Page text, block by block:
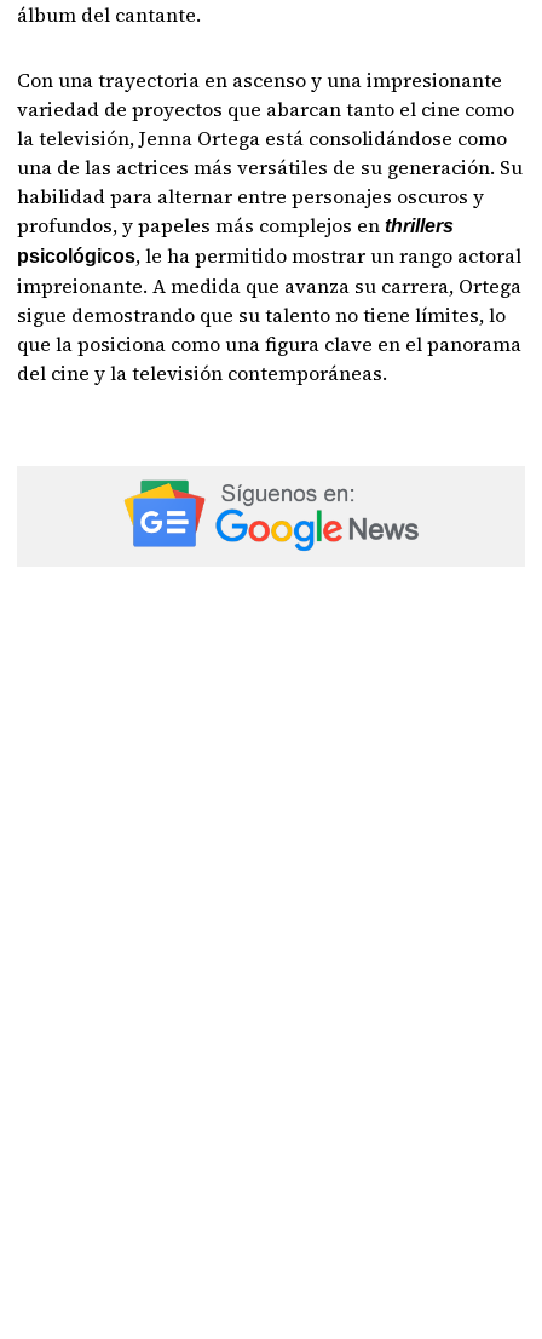
álbum del cantante.
Con una trayectoria en ascenso y una impresionante
variedad de proyectos que abarcan tanto el cine como
la televisión, Jenna Ortega está consolidándose como
una de las actrices más versátiles de su generación. Su
habilidad para alternar entre personajes oscuros y
profundos, y papeles más complejos enthrillers
psicológicos, le ha permitido mostrar un rango actoral
impreionante. A medida que avanza su carrera, Ortega
sigue demostrando que su talento no tiene límites, lo
que la posiciona como una figura clave en el panorama
del cine y la televisión contemporáneas.